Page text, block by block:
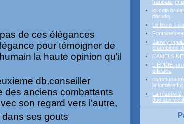
de ces élégances
pour témoigner de
la haute opinion qu'il
db,conseiller
des anciens combattants
son regard vers l'autre,
ses gouts
francais
ici cela
paradis
Le feu a
Janvry
champions
CAMELS
L EPIDE ,un
efficace
la lumière fut
La
due aux